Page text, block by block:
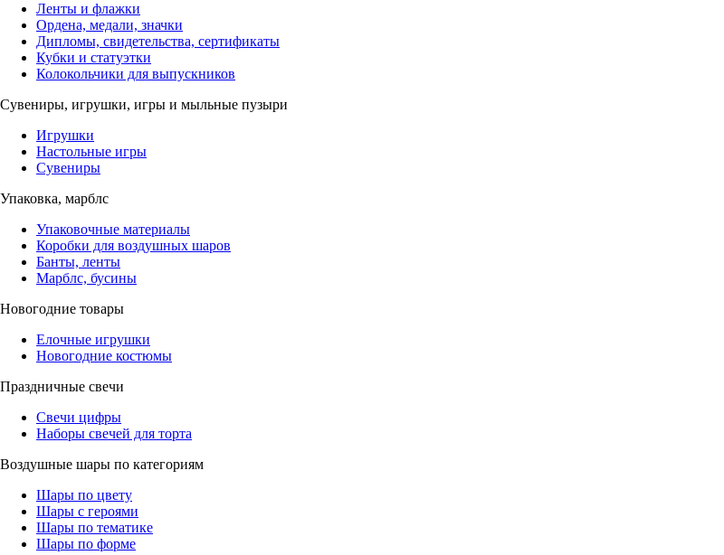
Ленты и флажки
Ордена, медали, значки
Дипломы, свидетельства, сертификаты
Кубки и статуэтки
Колокольчики для выпускников
Сувениры, игрушки, игры и мыльные пузыри
Игрушки
Настольные игры
Сувениры
Упаковка, марблс
Упаковочные материалы
Коробки для воздушных шаров
Банты, ленты
Марблс, бусины
Новогодние товары
Елочные игрушки
Новогодние костюмы
Праздничные свечи
Свечи цифры
Наборы свечей для торта
Воздушные шары по категориям
Шары по цвету
Шары с героями
Шары по тематике
Шары по форме